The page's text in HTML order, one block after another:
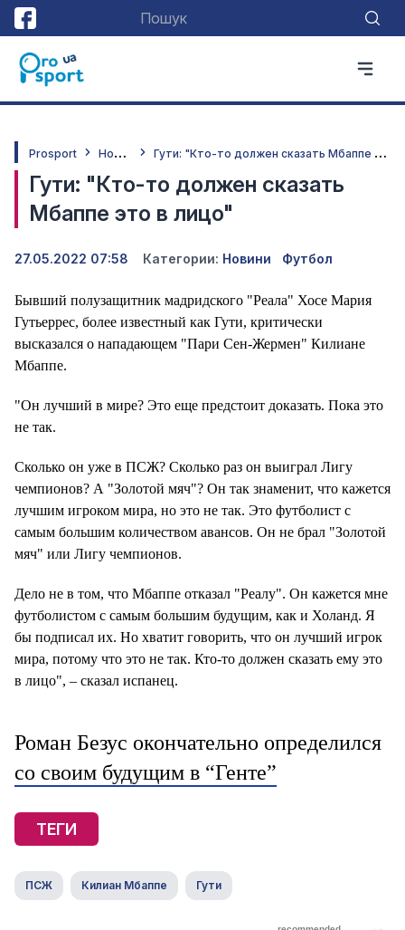
Prosport Н
овини Г
ути: "Кто-то должен сказать Мбаппе это в лицо"
Гути: "Кто-то должен сказать
Мбаппе это в лицо"
27.05.2022 07:58 Категории: Новини Футбол
Бывший полузащитник мадридского "Реала" Хосе Мария
Гутьеррес, более известный как Гути, критически
высказался о нападающем "Пари Сен-Жермен" Килиане
Мбаппе.
"Он лучший в мире? Это еще предстоит доказать. Пока это
не так.
Сколько он уже в ПСЖ? Сколько раз он выиграл Лигу
чемпионов? А "Золотой мяч"? Он так знаменит, что кажется
лучшим игроком мира, но это не так. Это футболист с
самым большим количеством авансов. Он не брал "Золотой
мяч" или Лигу чемпионов.
Дело не в том, что Мбаппе отказал "Реалу". Он кажется мне
футболистом с самым большим будущим, как и Холанд. Я
бы подписал их. Но хватит говорить, что он лучший игрок
мира, потому что это не так. Кто-то должен сказать ему это
в лицо", – сказал испанец.
Роман Безус окончательно определился
со своим будущим в “Генте”
ТЕГИ
ПСЖ Килиан Мбаппе Гути